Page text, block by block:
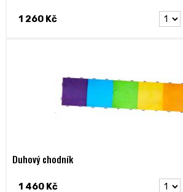
1 260 Kč
Duhový chodník
1 460 Kč